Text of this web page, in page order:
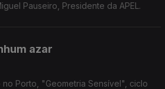
Pauseiro, Presidente da APEL.
azar
no Porto, "Geometria Sensível", ciclo